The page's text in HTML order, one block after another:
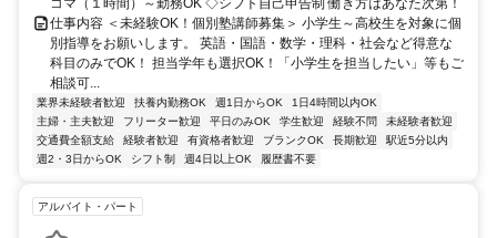
仕事内容 ＜未経験OK！個別塾講師募集＞ 小学生～高校生を対象に個
別指導をお願いします。 英語・国語・数学・理科・社会など得意な
科目のみでOK！ 担当学年も選択OK！「小学生を担当したい」等もご
相談可...
業界未経験者歓迎 扶養内勤務OK 週1日からOK
1日4時間以内OK
主婦・主夫歓迎
フリーター歓迎 平日のみOK 学生歓迎 経験不問
未経験者歓迎
交通費全額支給
経験者歓迎 有資格者歓迎 ブランクOK 長期歓迎
駅近5分以内
週2・3日からOK
シフト制 週4日以上OK 履歴書不要
アルバイト・パート